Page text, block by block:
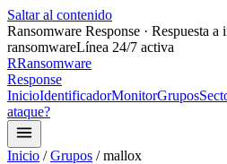
Saltar al contenido
Ransomware Response · Respuesta a
ransomwareLínea 24/7 activa
RRansomware
Response
InicioIdentificadorMonitorGrupos
ataque?
Inicio / Grupos /mallox